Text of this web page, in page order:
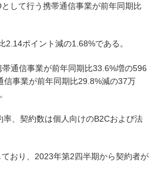
して行う携帯通信事業が前年同期比
ポイント減の1.68%である。
通信事業が前年同期比33.6%増の596
事業が前年同期比29.8%減の37万
、契約数は個人向けのB2Cおよび法
おり、2023年第2四半期から契約者が